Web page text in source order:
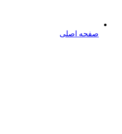
صفحه اصلی